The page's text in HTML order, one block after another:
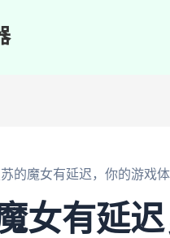
的魔女有延迟，你的游戏体
女有延